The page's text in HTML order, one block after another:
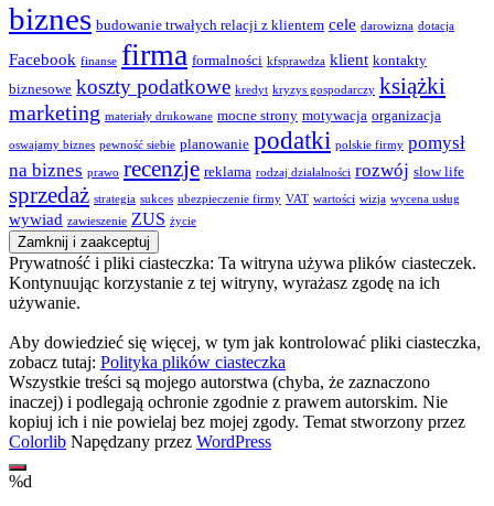
biznes budowanie trwałych relacji z klientem cele darowizna dotacja
Facebook finanse firma formalności kfsprawdza klient kontakty
biznesowe koszty podatkowe kredyt kryzys gospodarczy książki
marketing materiały drukowane mocne strony motywacja organizacja
oswajamy biznes pewność siebie planowanie podatki polskie firmy pomysł
na biznes prawo recenzje reklama rodzaj działalności rozwój slow life
sprzedaż strategia sukces ubezpieczenie firmy VAT wartości wizja wycena usług
wywiad zawieszenie ZUS życie
Prywatność i pliki ciasteczka: Ta witryna używa plików ciasteczek.
Kontynuując korzystanie z tej witryny, wyrażasz zgodę na ich
używanie.
Aby dowiedzieć się więcej, w tym jak kontrolować pliki ciasteczka,
zobacz tutaj: Polityka plików ciasteczka
Wszystkie treści są mojego autorstwa (chyba, że zaznaczono
inaczej) i podlegają ochronie zgodnie z prawem autorskim. Nie
kopiuj ich i nie powielaj bez mojej zgody. Temat stworzony przez
Colorlib Napędzany przez WordPress
%d